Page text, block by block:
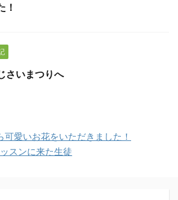
！
さいまつりへ
可愛いお花をいただきました！
スンに来た生徒